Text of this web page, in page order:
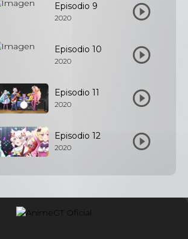
Episodio 9
2020
Episodio 10
2020
Episodio 11
2020
Episodio 12
2020